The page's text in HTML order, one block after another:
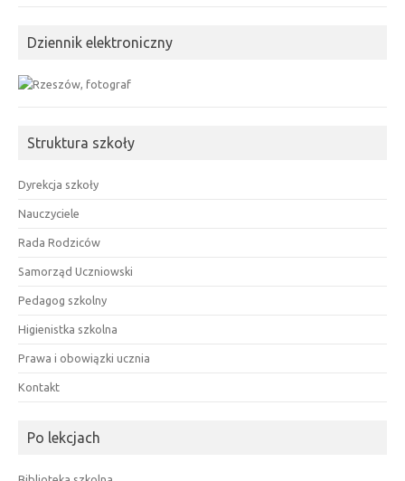
Dziennik elektroniczny
Struktura szkoły
Dyrekcja szkoły
Nauczyciele
Rada Rodziców
Samorząd Uczniowski
Pedagog szkolny
Higienistka szkolna
Prawa i obowiązki ucznia
Kontakt
Po lekcjach